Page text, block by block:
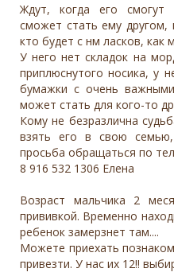
Ждут, когда его
сможет стать ему
кто будет с нм ласков, как
У него нет складок на
приплюснутого носика, у
бумажки с очень
может стать для кого-то
Кому не безразлична
взять его в свою
просьба обращаться по
8 916 532 1306 Елена
Возраст мальчика 2
прививкой. Временно
ребенок замерзнет там....
Можете приехать
привезти. У нас их 12!!